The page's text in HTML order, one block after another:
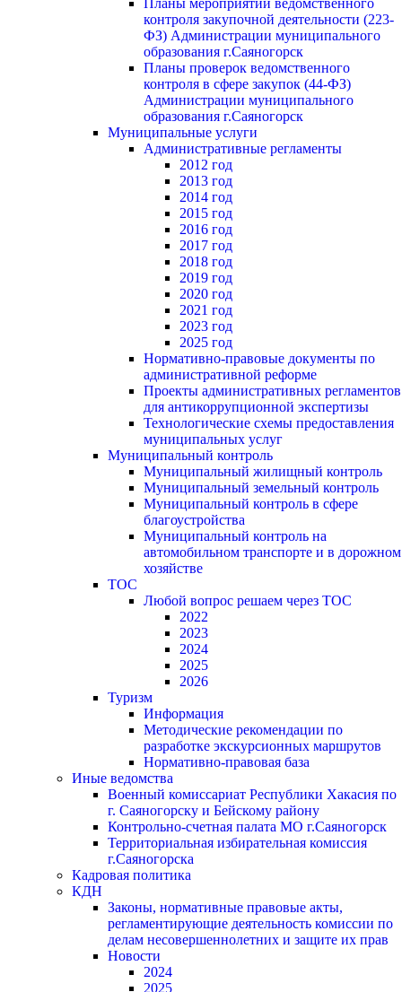
Планы мероприятий ведомственного
контроля закупочной деятельности (223-
ФЗ) Администрации муниципального
образования г.Саяногорск
Планы проверок ведомственного
контроля в сфере закупок (44-ФЗ)
Администрации муниципального
образования г.Саяногорск
Муниципальные услуги
Административные регламенты
2012 год
2013 год
2014 год
2015 год
2016 год
2017 год
2018 год
2019 год
2020 год
2021 год
2023 год
2025 год
Нормативно-правовые документы по
административной реформе
Проекты административных регламентов
для антикоррупционной экспертизы
Технологические схемы предоставления
муниципальных услуг
Муниципальный контроль
Муниципальный жилищный контроль
Муниципальный земельный контроль
Муниципальный контроль в сфере
благоустройства
Муниципальный контроль на
автомобильном транспорте и в дорожном
хозяйстве
ТОС
Любой вопрос решаем через ТОС
2022
2023
2024
2025
2026
Туризм
Информация
Методические рекомендации по
разработке экскурсионных маршрутов
Нормативно-правовая база
Иные ведомства
Военный комиссариат Республики Хакасия по
г. Саяногорску и Бейскому району
Контрольно-счетная палата МО г.Саяногорск
Территориальная избирательная комиссия
г.Саяногорска
Кадровая политика
КДН
Законы, нормативные правовые акты,
регламентирующие деятельность комиссии по
делам несовершеннолетних и защите их прав
Новости
2024
2025